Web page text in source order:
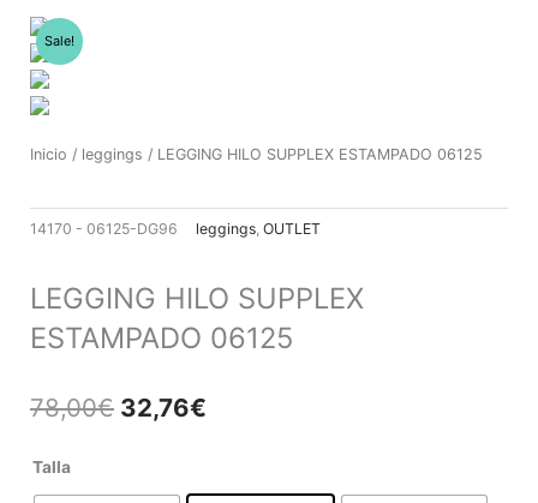
contenido
Sale!
Inicio / leggings / LEGGING HILO SUPPLEX ESTAMPADO 06125
14170 - 06125-DG96 leggings OUTLET
LEGGING HILO SUPPLEX
ESTAMPADO 06125
78,00€ El
32,76€
es:
Talla
LEGGING